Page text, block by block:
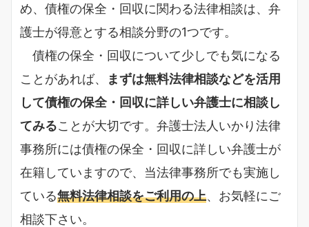
め、債権の保全・回収に関わる法律相談は、弁
護士が得意とする相談分野の1つです。
債権の保全・回収について少しでも気になる
ことがあれば、
まずは無料法律相談などを活用
して債権の保全・回収に詳しい弁護士に相談し
てみることが大切です。弁護士法人いかり法律
事務所には債権の保全・回収に詳しい弁護士が
在籍していますので、当法律事務所でも実施し
ている無料法律相談をご利用の上、お気軽にご
相談下さい。